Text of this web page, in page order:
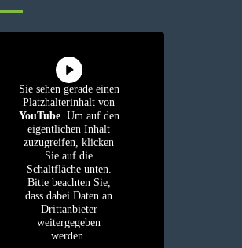
Sie sehen gerade einen
Platzhalterinhalt von
YouTube. Um auf den
eigentlichen Inhalt
zuzugreifen, klicken
Sie auf die
Schaltfläche unten.
Bitte beachten Sie,
dass dabei Daten an
Drittanbieter
weitergegeben
werden.